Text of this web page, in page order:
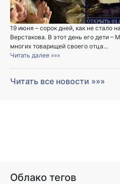
19 июня – сорок дней, как не стало
Верстакова. В этот день его дети –
многих товарищей своего отца...
Читать далее »»»
Читать все новости »»»
Облако тегов